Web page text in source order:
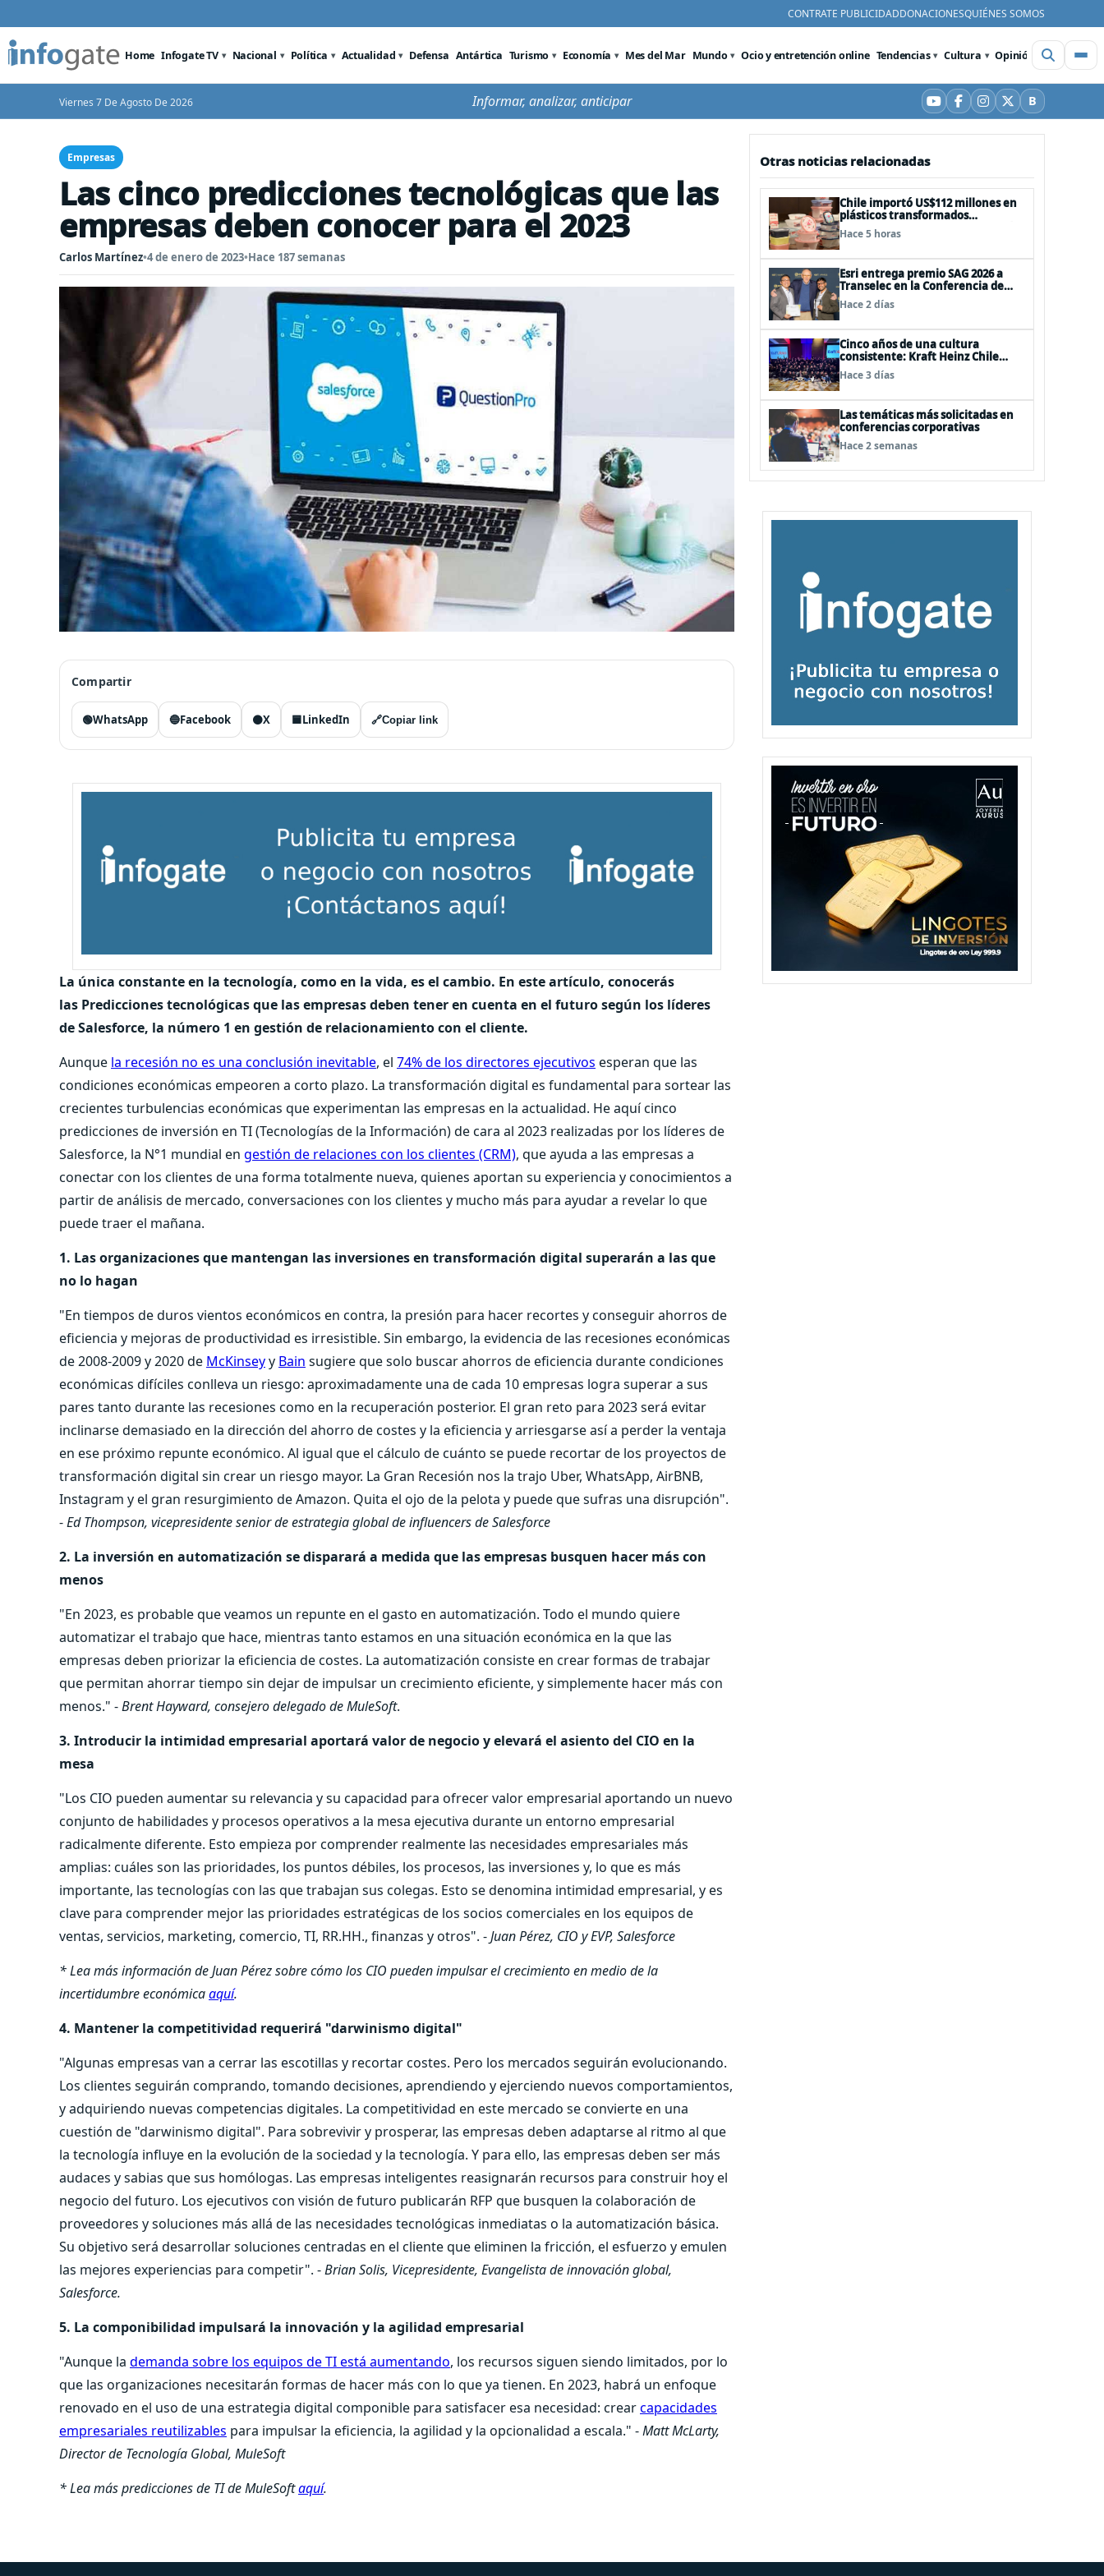
CONTRATE PUBLICIDADDONACIONESQUIÉNES SOMOS
Home Infogate TV Nacional Política Actualidad Defensa Antártica Turismo Economía Mes del Mar Mundo Ocio y entretención online Tendencias Cultura Opinión Videos
Viernes 7 De Agosto De 2026 Informar, analizar, anticipar YouTube
Facebook
Instagram
X BBluesky
Empresas
Las cinco predicciones tecnológicas que las
empresas deben conocer para el 2023
Carlos Martínez•4 de enero de 2023•Hace 187 semanas
Compartir
🟢WhatsApp 🔵Facebook ⚫X 🟦LinkedIn 🔗Copiar link
La única constante en la tecnología, como en la vida, es el cambio. En este artículo, conocerás
las Predicciones tecnológicas que las empresas deben tener en cuenta en el futuro según los líderes
deSalesforce, la número 1 en gestión de relacionamiento con el cliente.
Aunque la recesión no es una conclusión inevitable, el 74% de los directores ejecutivos esperan que las
condiciones económicas empeoren a corto plazo. La transformación digital es fundamental para sortear las
crecientes turbulencias económicas que experimentan las empresas en la actualidad. He aquí cinco
predicciones de inversión en TI (Tecnologías de la Información) de cara al 2023 realizadas por los líderes de
Salesforce, la N°1 mundial en gestión de relaciones con los clientes (CRM), que ayuda a las empresas a
conectar con los clientes de una forma totalmente nueva, quienes aportan su experiencia y conocimientos a
partir de análisis de mercado, conversaciones con los clientes y mucho más para ayudar a revelar lo que
puede traer el mañana.
1. Las organizaciones que mantengan las inversiones en transformación digital superarán a las que
no lo hagan
"En tiempos de duros vientos económicos en contra, la presión para hacer recortes y conseguir ahorros de
eficiencia y mejoras de productividad es irresistible. Sin embargo, la evidencia de las recesiones económicas
de 2008-2009 y 2020 de McKinseyy Bain sugiere que solo buscar ahorros de eficiencia durante condiciones
económicas difíciles conlleva un riesgo: aproximadamente una de cada 10 empresas logra superar a sus
pares tanto durante las recesiones como en la recuperación posterior. El gran reto para 2023 será evitar
inclinarse demasiado en la dirección del ahorro de costes y la eficiencia y arriesgarse así a perder la ventaja
en ese próximo repunte económico. Al igual que el cálculo de cuánto se puede recortar de los proyectos de
transformación digital sin crear un riesgo mayor. La Gran Recesión nos la trajo Uber, WhatsApp, AirBNB,
Instagram y el gran resurgimiento de Amazon. Quita el ojo de la pelota y puede que sufras una disrupción".
-Ed Thompson, vicepresidente senior de estrategia global de influencers de Salesforce
2. La inversión en automatización se disparará a medida que las empresas busquen hacer más con
menos
"En 2023, es probable que veamos un repunte en el gasto en automatización. Todo el mundo quiere
automatizar el trabajo que hace, mientras tanto estamos en una situación económica en la que las
empresas deben priorizar la eficiencia de costes. La automatización consiste en crear formas de trabajar
que permitan ahorrar tiempo sin dejar de impulsar un crecimiento eficiente, y simplemente hacer más con
menos." -Brent Hayward, consejero delegado de MuleSoft.
3. Introducir la intimidad empresarial aportará valor de negocio y elevará el asiento del CIO en la
mesa
"Los CIO pueden aumentar su relevancia y su capacidad para ofrecer valor empresarial aportando un nuevo
conjunto de habilidades y procesos operativos a la mesa ejecutiva durante un entorno empresarial
radicalmente diferente. Esto empieza por comprender realmente las necesidades empresariales más
amplias: cuáles son las prioridades, los puntos débiles, los procesos, las inversiones y, lo que es más
importante, las tecnologías con las que trabajan sus colegas. Esto se denomina intimidad empresarial, y es
clave para comprender mejor las prioridades estratégicas de los socios comerciales en los equipos de
ventas, servicios, marketing, comercio, TI, RR.HH., finanzas y otros". -Juan Pérez, CIO y EVP, Salesforce
* Lea más información de Juan Pérez sobre cómo los CIO pueden impulsar el crecimiento en medio de la
incertidumbre económicaaquí.
4. Mantener la competitividad requerirá "darwinismo digital"
"Algunas empresas van a cerrar las escotillas y recortar costes. Pero los mercados seguirán evolucionando.
Los clientes seguirán comprando, tomando decisiones, aprendiendo y ejerciendo nuevos comportamientos,
y adquiriendo nuevas competencias digitales. La competitividad en este mercado se convierte en una
cuestión de "darwinismo digital". Para sobrevivir y prosperar, las empresas deben adaptarse al ritmo al que
la tecnología influye en la evolución de la sociedad y la tecnología. Y para ello, las empresas deben ser más
audaces y sabias que sus homólogas. Las empresas inteligentes reasignarán recursos para construir hoy el
negocio del futuro. Los ejecutivos con visión de futuro publicarán RFP que busquen la colaboración de
proveedores y soluciones más allá de las necesidades tecnológicas inmediatas o la automatización básica.
Su objetivo será desarrollar soluciones centradas en el cliente que eliminen la fricción, el esfuerzo y emulen
las mejores experiencias para competir". -Brian Solis, Vicepresidente, Evangelista de innovación global,
Salesforce.
5. La componibilidad impulsará la innovación y la agilidad empresarial
"Aunque la demanda sobre los equipos de TI está aumentando, los recursos siguen siendo limitados, por lo
que las organizaciones necesitarán formas de hacer más con lo que ya tienen. En 2023, habrá un enfoque
renovado en el uso de una estrategia digital componible para satisfacer esa necesidad: crearcapacidades
empresariales reutilizables para impulsar la eficiencia, la agilidad y la opcionalidad a escala." -Matt McLarty,
Director de Tecnología Global, MuleSoft
* Lea más predicciones de TI de MuleSoftaquí.
Otras noticias relacionadas
Chile importó US$112 millones en
plásticos transformados
brasileños con foco en innovación
y sostenibilidad
Hace 5 horas
Esri entrega premio SAG 2026 a
Transelec en la Conferencia de
Usuarios en San Diego, Estados
Unidos
Hace 2 días
Cinco años de una cultura
consistente: Kraft Heinz Chile
renueva su certificación Great
Place to Work
Hace 3 días
Las temáticas más solicitadas en
conferencias corporativas
Hace 2 semanas